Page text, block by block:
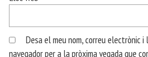
Desa el meu nom, correu electrònic
navegador per a la pròxima vegada que